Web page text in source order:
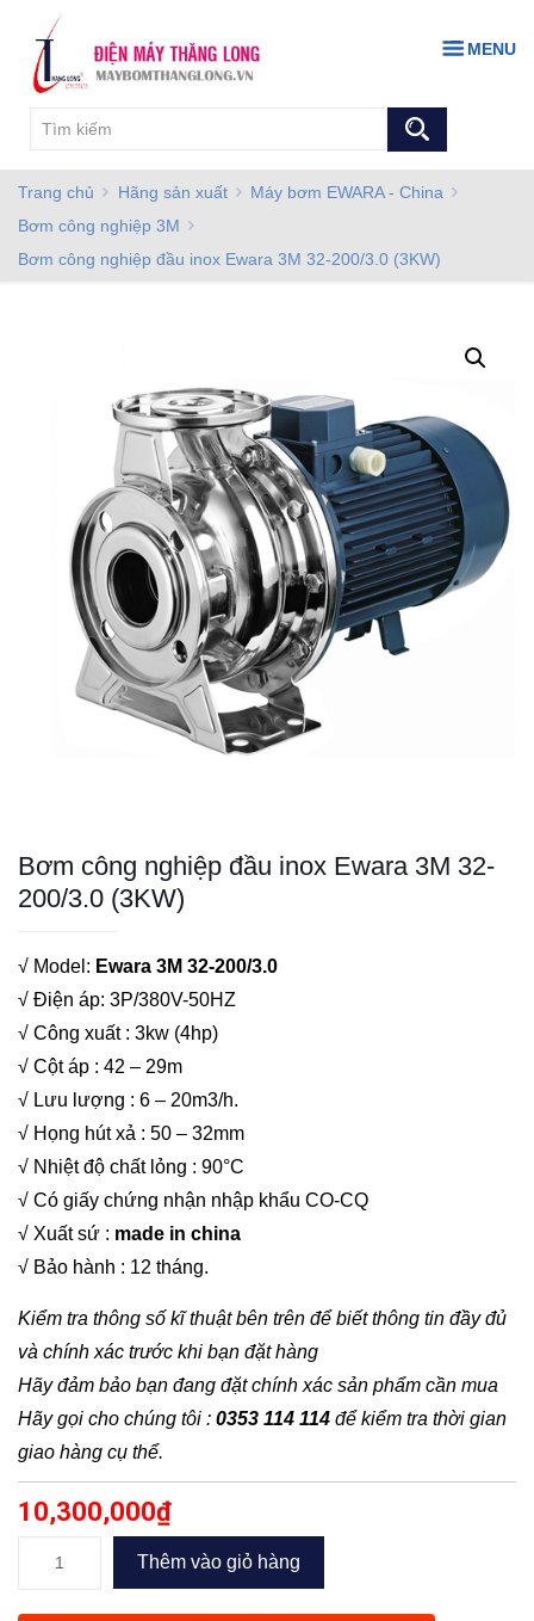
MENU
Trang chủ Hãng sản xuất
Máy bơm EWARA - China
Bơm công nghiệp 3M
Bơm công nghiệp đầu inox Ewara 3M 32-200/3.0 (3KW)
Bơm công nghiệp đầu inox Ewara 3M 32-
200/3.0 (3KW)
√ Model: Ewara 3M 32-200/3.0
√ Điện áp: 3P/380V-50HZ
√ Công xuất : 3kw (4hp)
√ Cột áp : 42 – 29m
√ Lưu lượng : 6 – 20m3/h.
√ Họng hút xả : 50 – 32mm
√ Nhiệt độ chất lỏng : 90°C
√ Có giấy chứng nhận nhập khẩu CO-CQ
√ Xuất sứ : made in china
√ Bảo hành : 12 tháng.
Kiểm tra thông số kĩ thuật bên trên để biết thông tin đầy đủ
và chính xác trước khi bạn đặt hàng
Hãy đảm bảo bạn đang đặt chính xác sản phẩm cần mua
Hãy gọi cho chúng tôi : 0353 114 114 để kiểm tra thời gian
giao hàng cụ thể.
10,300,000₫
Thêm vào giỏ hàng